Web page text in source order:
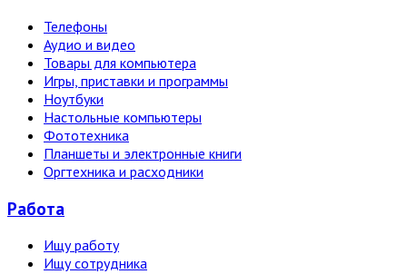
Телефоны
Аудио и видео
Товары для компьютера
Игры, приставки и программы
Ноутбуки
Настольные компьютеры
Фототехника
Планшеты и электронные книги
Оргтехника и расходники
Работа
Ищу работу
Ищу сотрудника